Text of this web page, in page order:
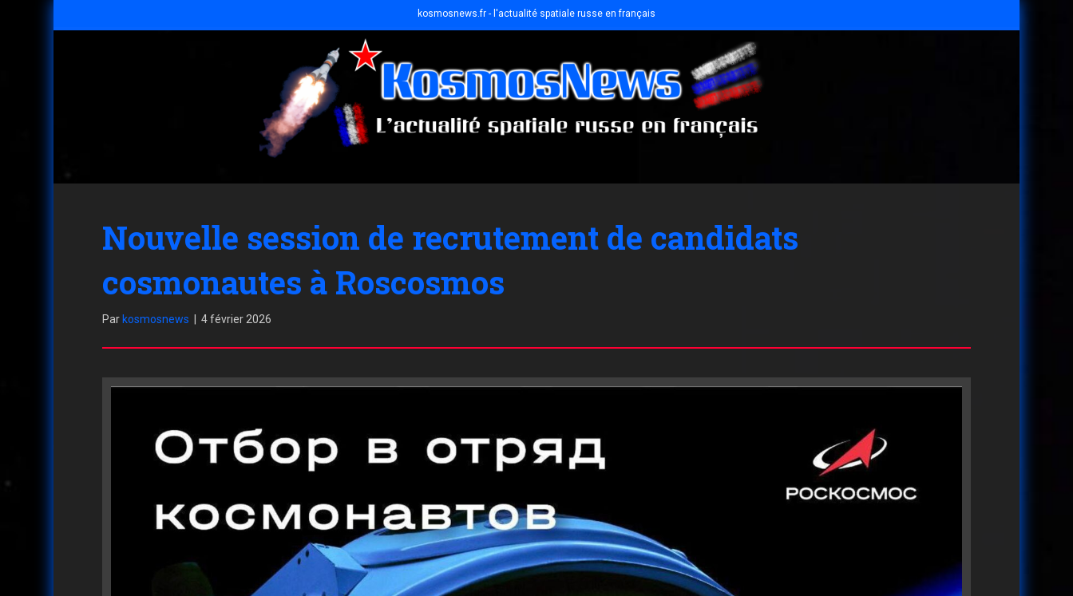
kosmosnews.fr - l'actualité spatiale russe en français
Nouvelle session de recrutement de candidats
cosmonautes à Roscosmos
Par kosmosnews 4 février 2026